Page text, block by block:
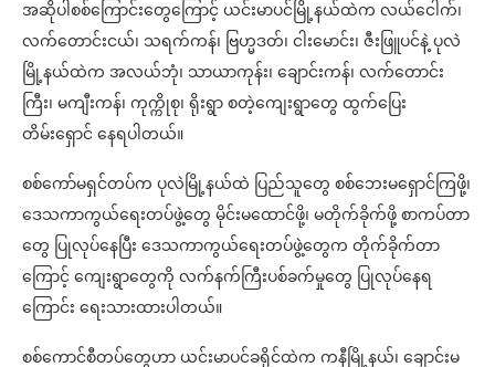
အဆိုပါစစ်ကြောင်းတွေကြောင့် ယင်းမာပင်မြို့နယ်ထဲက လယ်ငေါက်၊
လက်တောင်းငယ်၊ သရက်ကန်၊ ဗြဟ္မဒတ်၊ ငါးမောင်း၊ ဇီးဖြူပင်နဲ့ ပုလဲ
မြို့နယ်ထဲက အလယ်ဘုံ၊ သာယာကုန်း၊ ချောင်းကန်၊ လက်တောင်း
ကြီး၊ မကျီးကန်၊ ကုက္ကိုစု၊ ရိုးရွာ စတဲ့ကျေးရွာတွေ ထွက်ပြေး
တိမ်းရှောင် နေရပါတယ်။
စစ်ကော်မရှင်တပ်က ပုလဲမြို့နယ်ထဲ ပြည်သူတွေ စစ်ဘေးမရှောင်ကြဖို့၊
ဒေသကာကွယ်ရေးတပ်ဖွဲ့တွေ မိုင်းမထောင်ဖို့၊ မတိုက်ခိုက်ဖို့ စာကပ်တာ
တွေ ပြုလုပ်နေပြီး ဒေသကာကွယ်ရေးတပ်ဖွဲ့တွေက တိုက်ခိုက်တာ
ကြောင့် ကျေးရွာတွေကို လက်နက်ကြီးပစ်ခက်မှုတွေ ပြုလုပ်နေရ
ကြောင်း ရေးသားထားပါတယ်။
စစ်ကောင်စီတပ်တွေဟာ ယင်းမာပင်ခရိုင်ထဲက ကနီမြို့နယ်၊ ချောင်းမ